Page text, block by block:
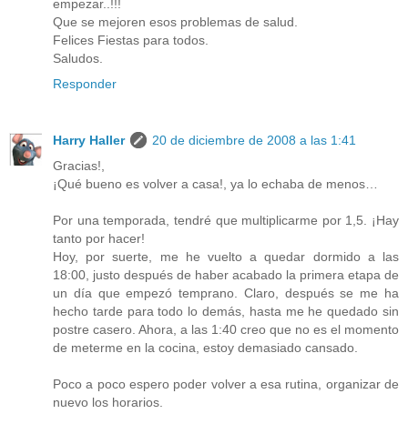
empezar..!!!
Que se mejoren esos problemas de salud.
Felices Fiestas para todos.
Saludos.
Responder
Harry Haller
20 de diciembre de 2008 a las 1:41
Gracias!,
¡Qué bueno es volver a casa!, ya lo echaba de menos…
Por una temporada, tendré que multiplicarme por 1,5. ¡Hay
tanto por hacer!
Hoy, por suerte, me he vuelto a quedar dormido a las
18:00, justo después de haber acabado la primera etapa de
un día que empezó temprano. Claro, después se me ha
hecho tarde para todo lo demás, hasta me he quedado sin
postre casero. Ahora, a las 1:40 creo que no es el momento
de meterme en la cocina, estoy demasiado cansado.
Poco a poco espero poder volver a esa rutina, organizar de
nuevo los horarios.